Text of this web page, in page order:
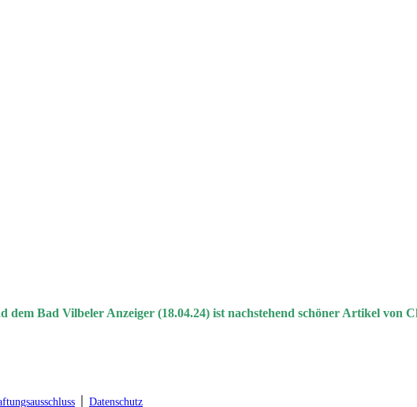
dem Bad Vilbeler Anzeiger (18.04.24) ist nachstehend schöner Artikel
Datenschutz